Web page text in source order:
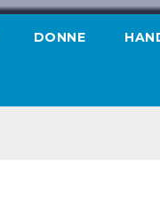
DONNE